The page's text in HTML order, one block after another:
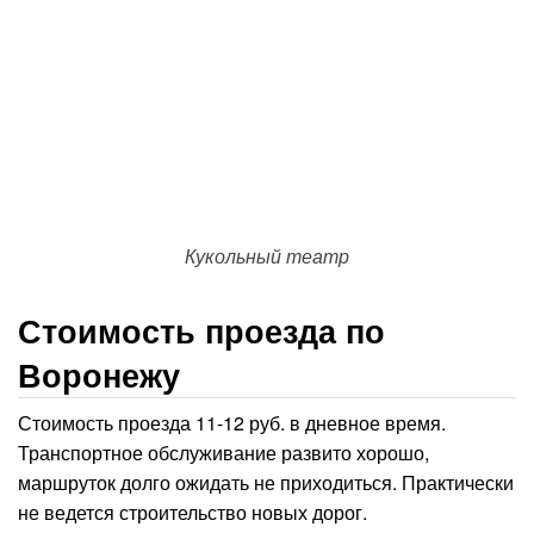
Кукольный театр
Стоимость проезда по
Воронежу
Стоимость проезда 11-12 руб. в дневное время.
Транспортное обслуживание развито хорошо,
маршруток долго ожидать не приходиться. Практически
не ведется строительство новых дорог.